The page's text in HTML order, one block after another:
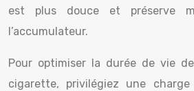
est plus douce et préserve
l’accumulateur.
Pour optimiser la durée de vie
cigarette, privilégiez une